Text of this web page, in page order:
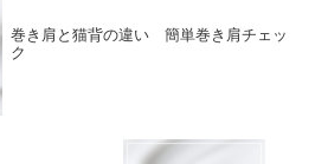
巻き肩と猫背の違い 簡単巻き肩チェッ
ク